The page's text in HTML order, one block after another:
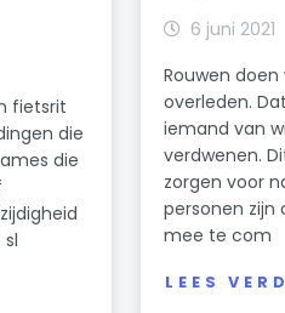
fietsrit
die
die
6 juni 2021
Rouwen
overleden.
iemand van
verdwenen.
zorgen voor
personen zijn
mee te com
LEES